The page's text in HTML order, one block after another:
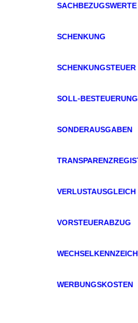
SACHBEZUGSWERTE
SCHENKUNG
SCHENKUNGSTEUER
SOLL-BESTEUERUNG
SONDERAUSGABEN
VERLUSTAUSGLEICH
VORSTEUERABZUG
WERBUNGSKOSTEN